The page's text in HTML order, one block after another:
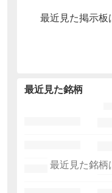
最近見た掲示板
最近見た銘柄
最近見た銘柄